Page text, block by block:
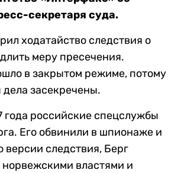
секретаря суда.
ходатайство следствия о
меру пресечения.
в закрытом режиме, потому
засекречены.
года российские спецслужбы
Его обвинили в шпионаже и
версии следствия, Берг
норвежскими властями и